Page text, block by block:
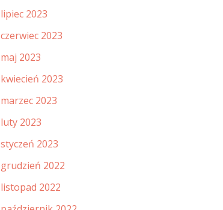
lipiec 2023
czerwiec 2023
maj 2023
kwiecień 2023
marzec 2023
luty 2023
styczeń 2023
grudzień 2022
listopad 2022